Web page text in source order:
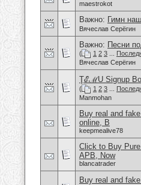
maestrokot
Важно: Гимн
Вячеслав Серёгин
Важно: Песни
( 1 2 3
Вячеслав Серёгин
ŢℰℳU Signup
( 1 2 3
Manmohan
Buy real and
online, B
keepmealive78
Click to Buy
APB, Now
blancatrader
Buy real and